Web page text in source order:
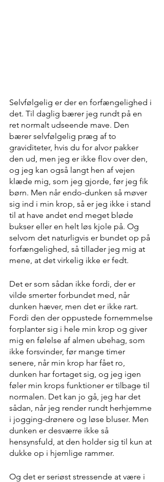
Selvfølgelig er der en forfængelighed i
det. Til daglig bærer jeg rundt på en
ret normalt udseende mave. Den
bærer selvfølgelig præg af to
graviditeter, hvis du for alvor pakker
den ud, men jeg er ikke flov over den,
og jeg kan også langt hen af vejen
klæde mig, som jeg gjorde, før jeg fik
børn. Men når endo-dunken så møver
sig ind i min krop, så er jeg ikke i stand
til at have andet end meget bløde
bukser eller en helt løs kjole på. Og
selvom det naturligvis er bundet op på
forfængelighed, så tillader jeg mig at
mene, at det virkelig ikke er fedt.
Det er som sådan ikke fordi, der er
vilde smerter forbundet med, når
dunken hæver, men det er ikke rart.
Fordi den der oppustede fornemmelse
forplanter sig i hele min krop og giver
mig en følelse af almen ubehag, som
ikke forsvinder, før mange timer
senere, når min krop har fået ro,
dunken har fortaget sig, og jeg igen
føler min krops funktioner er tilbage til
normalen. Det kan jo gå, jeg har det
sådan, når jeg render rundt herhjemme
i jogging-drønere og løse bluser. Men
dunken er desværre ikke så
hensynsfuld, at den holder sig til kun at
dukke op i hjemlige rammer.
Og det er seriøst stressende at være i